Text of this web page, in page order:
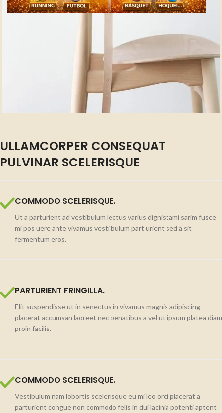
ULLAMCORPER CONSEQUAT
PULVINAR SCELERISQUE
COMMODO SCELERISQUE.
Ut a parturient ad vestibulum lectus varius dignistami sarim fusce
mi pos uere ante vivamus vesti bulum part urient sed a sit
fermentum eros.
PARTURIENT FRINGILLA.
Elit suspendisse ut in senectus in vivamus magnis adipiscing
placerat accumsan laoreet nec penatibus a vel ut ipsum platea diam
proin facilis.
COMMODO SCELERISQUE.
Vestibulum nam lobortis scelerisque eu mi leo orci placerat a
parturient congue non commodo felis in dui lacinia potenti aptent